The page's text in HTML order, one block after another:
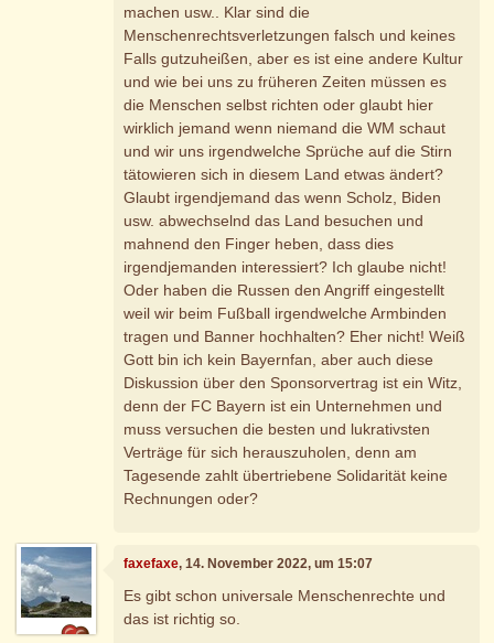
machen usw.. Klar sind die
Menschenrechtsverletzungen falsch und keines
Falls gutzuheißen, aber es ist eine andere Kultur
und wie bei uns zu früheren Zeiten müssen es
die Menschen selbst richten oder glaubt hier
wirklich jemand wenn niemand die WM schaut
und wir uns irgendwelche Sprüche auf die Stirn
tätowieren sich in diesem Land etwas ändert?
Glaubt irgendjemand das wenn Scholz, Biden
usw. abwechselnd das Land besuchen und
mahnend den Finger heben, dass dies
irgendjemanden interessiert? Ich glaube nicht!
Oder haben die Russen den Angriff eingestellt
weil wir beim Fußball irgendwelche Armbinden
tragen und Banner hochhalten? Eher nicht! Weiß
Gott bin ich kein Bayernfan, aber auch diese
Diskussion über den Sponsorvertrag ist ein Witz,
denn der FC Bayern ist ein Unternehmen und
muss versuchen die besten und lukrativsten
Verträge für sich herauszuholen, denn am
Tagesende zahlt übertriebene Solidarität keine
Rechnungen oder?
faxefaxe, 14. November 2022, um 15:07
Es gibt schon universale Menschenrechte und
das ist richtig so.